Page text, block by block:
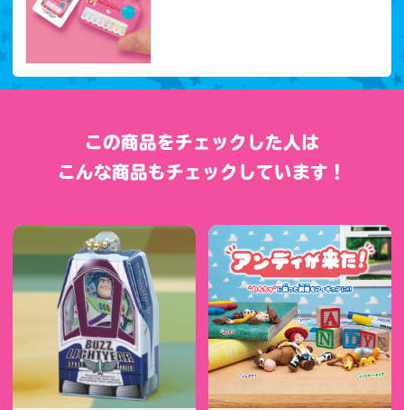
この商品をチェックした人は
こんな商品もチェックしています！